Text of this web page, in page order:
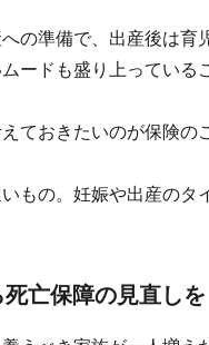
の準備で、出産後は
ードも盛り上っている
ておきたいのが保険の
もの。妊娠や出産のタ
亡保障の見直しを